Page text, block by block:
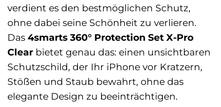
verdient es den bestmöglichen Schutz,
ohne dabei seine Schönheit zu verlieren.
Das 4smarts 360° Protection Set X-Pro
Clear bietet genau das: einen unsichtbaren
Schutzschild, der Ihr iPhone vor Kratzern,
Stößen und Staub bewahrt, ohne das
elegante Design zu beeinträchtigen.